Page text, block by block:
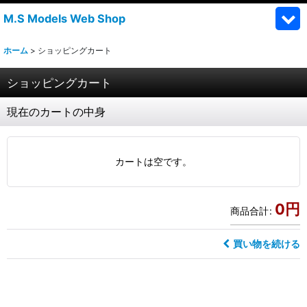
M.S Models Web Shop
ホーム > ショッピングカート
ショッピングカート
現在のカートの中身
カートは空です。
商品合計: 0円
買い物を続ける